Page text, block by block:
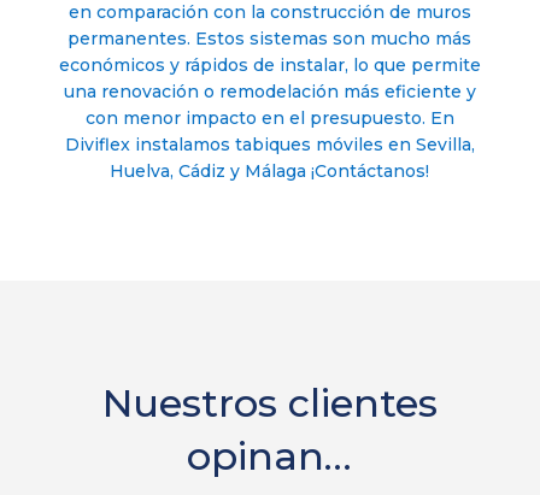
en comparación con la construcción de muros
permanentes. Estos sistemas son mucho más
económicos y rápidos de instalar, lo que permite
una renovación o remodelación más eficiente y
con menor impacto en el presupuesto. En
Diviflex instalamos tabiques móviles en Sevilla,
Huelva, Cádiz y Málaga ¡Contáctanos!
Nuestros clientes
opinan…